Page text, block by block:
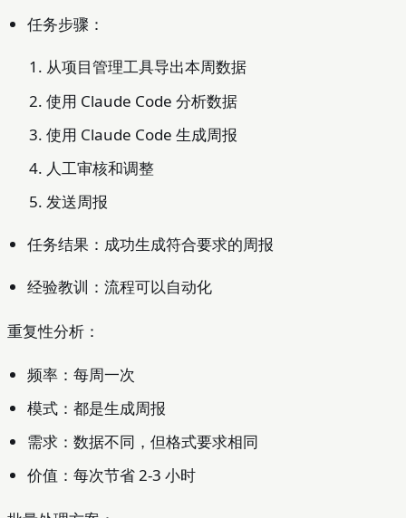
任务步骤：
从项目管理工具导出本周数据
使用 Claude Code 分析数据
使用 Claude Code 生成周报
人工审核和调整
发送周报
任务结果：成功生成符合要求的周报
经验教训：流程可以自动化
重复性分析：
频率：每周一次
模式：都是生成周报
需求：数据不同，但格式要求相同
价值：每次节省 2-3 小时